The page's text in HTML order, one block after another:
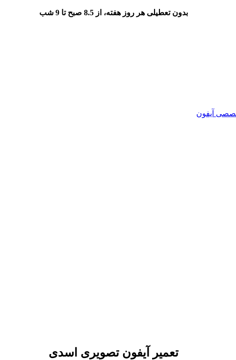
بدون تعطیلی هر روز هفته، از 8.5 صبح تا 9 شب
تعمیر آیفون تصویری اسدی